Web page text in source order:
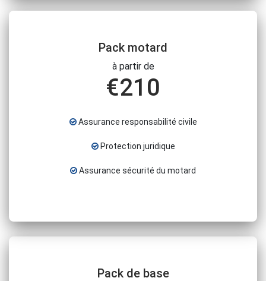
Pack motard
à partir de
€210
Assurance responsabilité civile
Protection juridique
Assurance sécurité du motard
Pack de base